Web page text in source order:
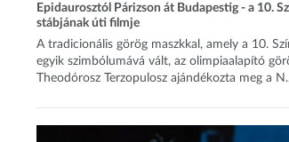
Epidaurosztól Párizson át Budapestig - a 10.
stábjának úti filmje
A tradicionális görög maszkkal, amely a 10.
egyik szimbólumává vált, az olimpiaalapító
Theodórosz Terzopulosz ajándékozta meg a